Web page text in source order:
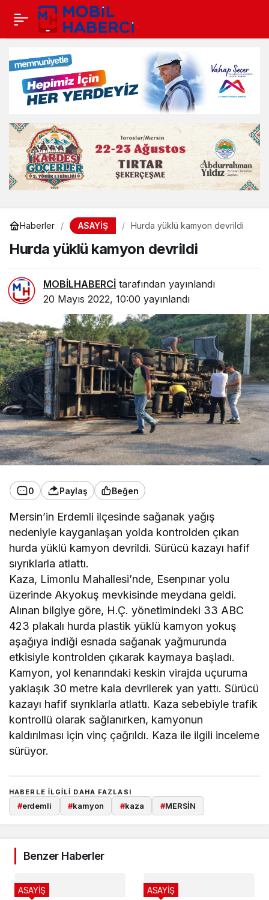
Haberler ASAYİŞ Hurda yüklü kamyon devrildi
Hurda yüklü kamyon devrildi
MOBİLHABERCİ tarafından yayınlandı
20 Mayıs 2022, 10:00 yayınlandı
0 Paylaş Beğen
Mersin’in Erdemli ilçesinde sağanak yağış
nedeniyle kayganlaşan yolda kontrolden çıkan
hurda yüklü kamyon devrildi. Sürücü kazayı hafif
sıyrıklarla atlattı.
Kaza, Limonlu Mahallesi’nde, Esenpınar yolu
üzerinde Akyokuş mevkisinde meydana geldi.
Alınan bilgiye göre, H.Ç. yönetimindeki 33 ABC
423 plakalı hurda plastik yüklü kamyon yokuş
aşağıya indiği esnada sağanak yağmurunda
etkisiyle kontrolden çıkarak kaymaya başladı.
Kamyon, yol kenarındaki keskin virajda uçuruma
yaklaşık 30 metre kala devrilerek yan yattı. Sürücü
kazayı hafif sıyrıklarla atlattı. Kaza sebebiyle trafik
kontrollü olarak sağlanırken, kamyonun
kaldırılması için vinç çağrıldı. Kaza ile ilgili inceleme
sürüyor.
HABERLE ILGILI DAHA FAZLASI
#erdemli #kamyon #kaza #MERSİN
Benzer Haberler
ASAYİŞ ASAYİŞ